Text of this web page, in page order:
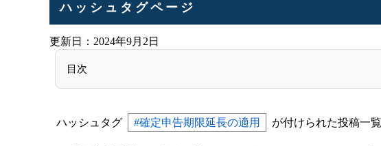
ハッシュタグページ
更新日： 2024年9月2日
目次
ハッシュタグ #確定申告期限延長の適用 が付けられた投稿一覧